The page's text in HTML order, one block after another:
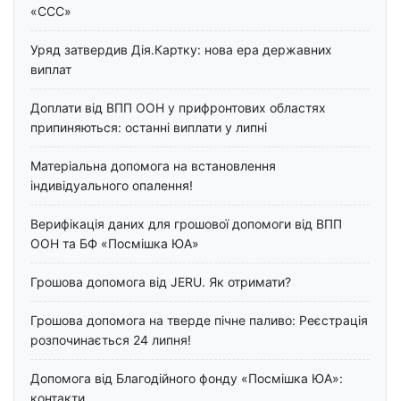
«ССС»
Уряд затвердив Дія.Картку: нова ера державних
виплат
Доплати від ВПП ООН у прифронтових областях
припиняються: останні виплати у липні
Матеріальна допомога на встановлення
індивідуального опалення!
Верифікація даних для грошової допомоги від ВПП
ООН та БФ «Посмішка ЮА»
Грошова допомога від JERU. Як отримати?
Грошова допомога на тверде пічне паливо: Реєстрація
розпочинається 24 липня!
Допомога від Благодійного фонду «Посмішка ЮА»:
контакти